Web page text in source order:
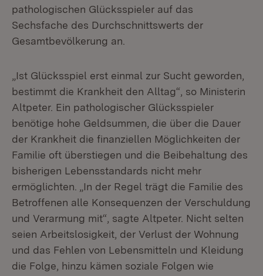
pathologischen Glücksspieler auf das
Sechsfache des Durchschnittswerts der
Gesamtbevölkerung an.
„Ist Glücksspiel erst einmal zur Sucht geworden,
bestimmt die Krankheit den Alltag“, so Ministerin
Altpeter. Ein pathologischer Glücksspieler
benötige hohe Geldsummen, die über die Dauer
der Krankheit die finanziellen Möglichkeiten der
Familie oft überstiegen und die Beibehaltung des
bisherigen Lebensstandards nicht mehr
ermöglichten. „In der Regel trägt die Familie des
Betroffenen alle Konsequenzen der Verschuldung
und Verarmung mit“, sagte Altpeter. Nicht selten
seien Arbeitslosigkeit, der Verlust der Wohnung
und das Fehlen von Lebensmitteln und Kleidung
die Folge, hinzu kämen soziale Folgen wie